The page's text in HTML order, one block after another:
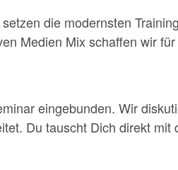
die modernsten
Medien Mix schaffen wir
eingebunden. Wir
Du tauscht Dich direkt mit